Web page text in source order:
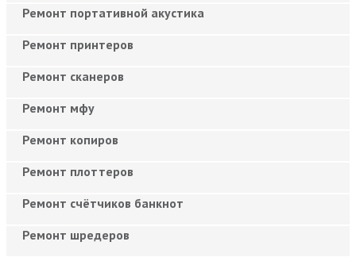
Ремонт портативной акустика
Ремонт принтеров
Ремонт сканеров
Ремонт мфу
Ремонт копиров
Ремонт плоттеров
Ремонт счётчиков банкнот
Ремонт шредеров